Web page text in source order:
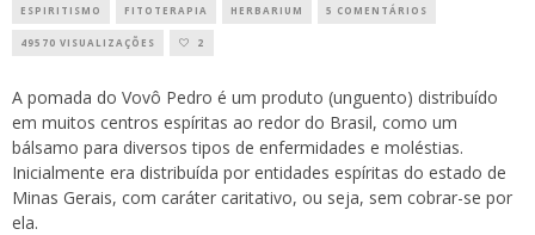
ESPIRITISMO FITOTERAPIA HERBARIUM 5 COMENTÁRIOS
49570 VISUALIZAÇÕES 2
A pomada do Vovô Pedro é um produto (unguento) distribuído
em muitos centros espíritas ao redor do Brasil, como um
bálsamo para diversos tipos de enfermidades e moléstias.
Inicialmente era distribuída por entidades espíritas do estado de
Minas Gerais, com caráter caritativo, ou seja, sem cobrar-se por
ela.